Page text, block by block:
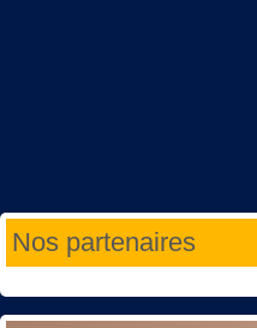
Nos partenaires
Année
précédente
Mois
précédent
Année
suivante
Mois
suivant